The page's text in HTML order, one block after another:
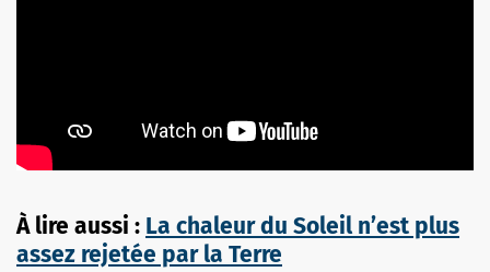
À lire aussi : La chaleur du Soleil n’est plus
assez rejetée par la Terre